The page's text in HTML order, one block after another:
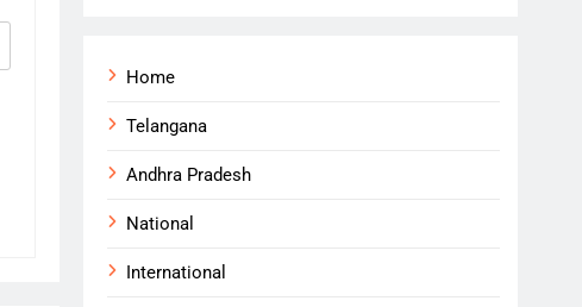
Home
Telangana
Andhra Pradesh
National
International